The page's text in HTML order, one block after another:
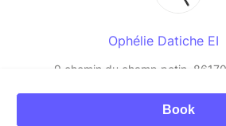
Ophélie Datiche EI
9 chemin du champ potin,
Book